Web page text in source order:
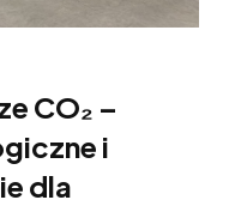
CO₂ –
i
dla